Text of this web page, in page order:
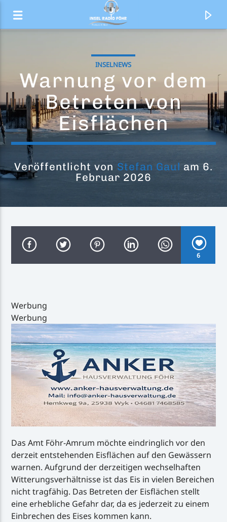
Fertig
Handystream
INSELNEWS
Warnung vor dem
Betreten von
Eisflächen
Veröffentlicht von Stefan Gaul am 6.
Februar 2026
6
Werbung
Werbung
Das Amt Föhr-Amrum möchte eindringlich vor den
derzeit entstehenden Eisflächen auf den Gewässern
warnen. Aufgrund der derzeitigen wechselhaften
Witterungsverhältnisse ist das Eis in vielen Bereichen
nicht tragfähig. Das Betreten der Eisflächen stellt
eine erhebliche Gefahr dar, da es jederzeit zu einem
Einbrechen des Eises kommen kann.